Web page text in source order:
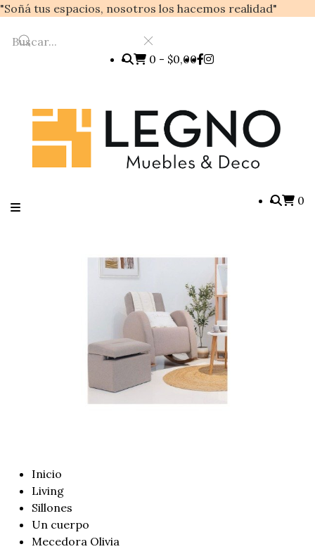
"Soñá tus espacios, nosotros los hacemos realidad"
0 - $0,00
0
Inicio
Living
Sillones
Un cuerpo
Mecedora Olivia